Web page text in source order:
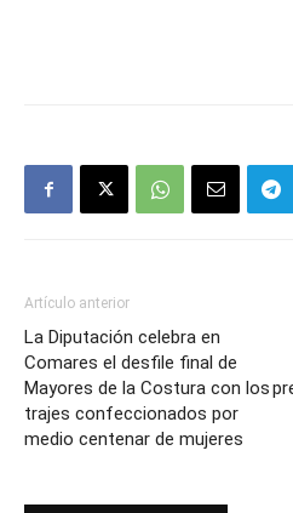
Artículo anterior
La Diputación celebra en
Comares el desfile final de
Mayores de la Costura con los
trajes confeccionados por
medio centenar de mujeres